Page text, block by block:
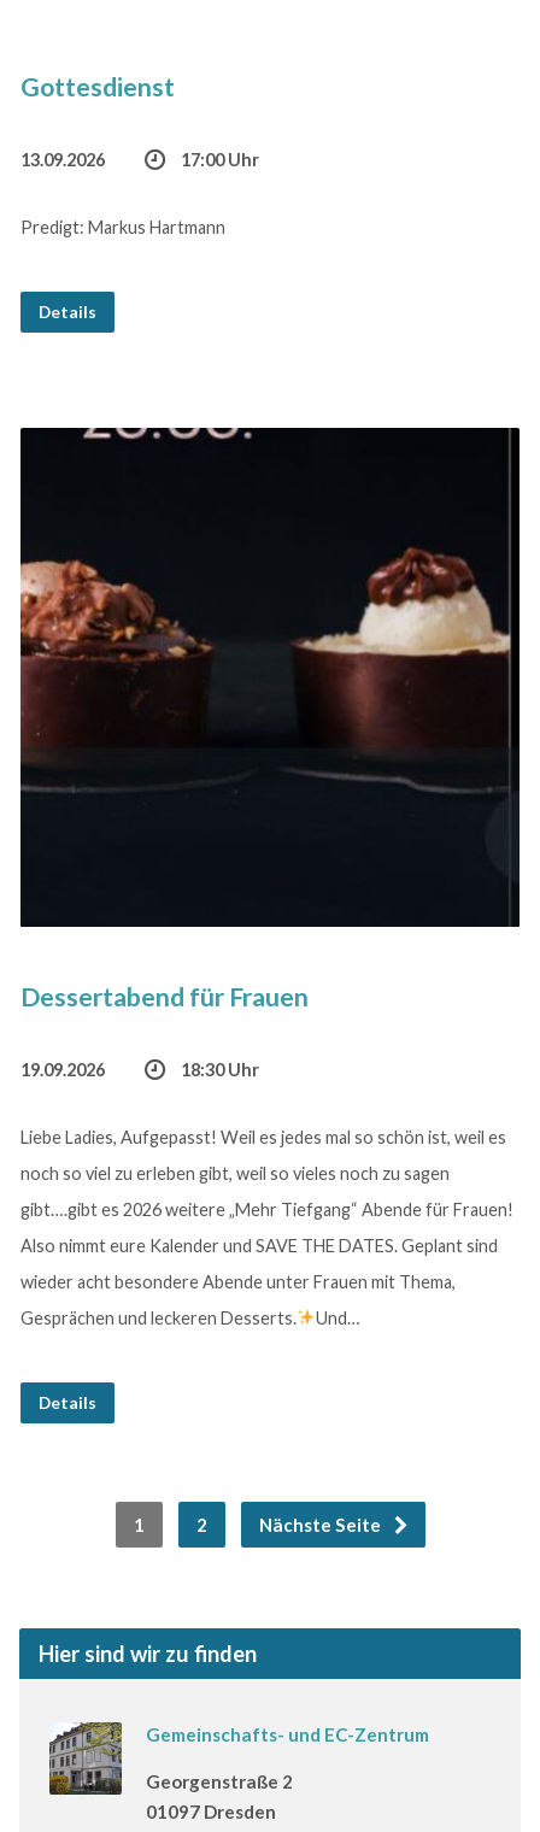
Gottesdienst
13.09.2026 17:00 Uhr
Predigt: Markus Hartmann
Details
Dessertabend für Frauen
19.09.2026 18:30 Uhr
Liebe Ladies, Aufgepasst! Weil es jedes mal so schön ist, weil es
noch so viel zu erleben gibt, weil so vieles noch zu sagen
gibt….gibt es 2026 weitere „Mehr Tiefgang“ Abende für Frauen!
Also nimmt eure Kalender und SAVE THE DATES. Geplant sind
wieder acht besondere Abende unter Frauen mit Thema,
Gesprächen und leckeren Desserts.
Und…
Details
1 2 Nächste Seite
Hier sind wir zu finden
Gemeinschafts- und EC-Zentrum
Georgenstraße 2
01097 Dresden